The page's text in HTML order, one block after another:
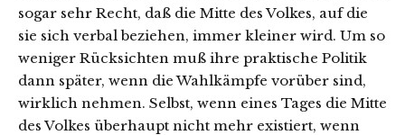
sogar sehr Recht, daß die Mitte des Volkes, auf die
sie sich verbal beziehen, immer kleiner wird. Um so
weniger Rücksichten muß ihre praktische Politik
dann später, wenn die Wahlkämpfe vorüber sind,
wirklich nehmen. Selbst, wenn eines Tages die Mitte
des Volkes überhaupt nicht mehr existiert, wenn